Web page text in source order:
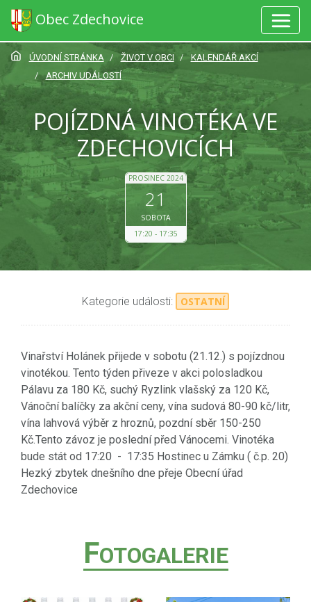
Obec Zdechovice
ÚVODNÍ STRÁNKA ŽIVOT V OBCI
KALENDÁŘ AKCÍ
ARCHIV UDÁLOSTÍ
POJÍZDNÁ VINOTÉKA VE
ZDECHOVICÍCH
PROSINEC 2024
21
SOBOTA
17:20
17:35
Kategorie události: OSTATNÍ
Vinařství Holánek přijede v sobotu (21.12.) s pojízdnou
vinotékou. Tento týden přiveze v akci polosladkou
Pálavu za 180 Kč, suchý Ryzlink vlašský za 120 Kč,
Vánoční balíčky za akční ceny, vína sudová 80-90 kč/litr,
vína lahvová výběr z hroznů, pozdní sběr 150-250
Kč.Tento závoz je poslední před Vánocemi. Vinotéka
bude stát od 17:20 - 17:35 Hostinec u Zámku ( č.p. 20)
Hezký zbytek dnešního dne přeje Obecní úřad
Zdechovice
FOTOGALERIE